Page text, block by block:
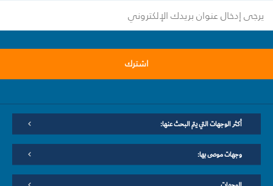
اشترك
أكثر الوجهات التي يتم البحث عنها:
وجهات موصى بها: